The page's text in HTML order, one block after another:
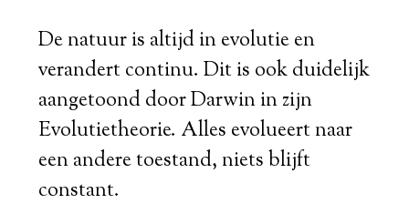
De natuur is altijd in evolutie en
verandert continu. Dit is ook duidelijk
aangetoond door Darwin in zijn
Evolutietheorie. Alles evolueert naar
een andere toestand, niets blijft
constant.